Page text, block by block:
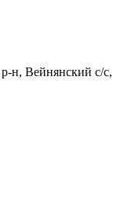
н, Вейнянский с/с,